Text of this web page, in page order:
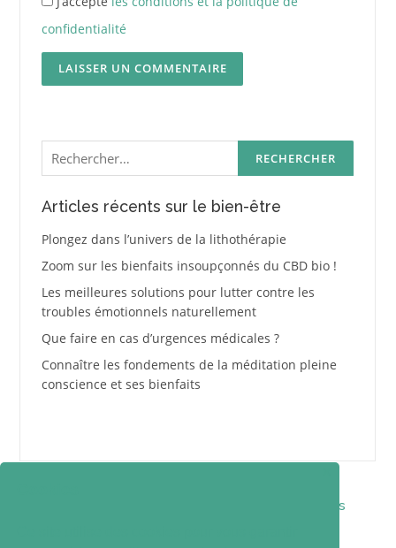
confidentialité
Rechercher :
Articles récents sur le bien-être
Plongez dans l’univers de la lithothérapie
Zoom sur les bienfaits insoupçonnés du CBD bio !
Les meilleures solutions pour lutter contre les
troubles émotionnels naturellement
Que faire en cas d’urgences médicales ?
Connaître les fondements de la méditation pleine
conscience et ses bienfaits
Mentions légales